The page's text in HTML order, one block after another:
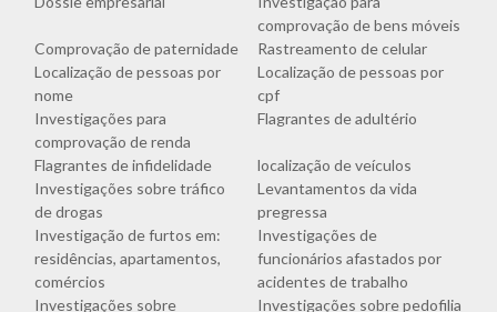
comprovação de bens móveis
Comprovação de paternidade
Rastreamento de celular
Localização de pessoas por
nome
Localização de pessoas por
cpf
Investigações para
comprovação de renda
Flagrantes de adultério
Flagrantes de infidelidade
localização de veículos
Investigações sobre tráfico
de drogas
Levantamentos da vida
pregressa
Investigação de furtos em:
residências, apartamentos,
comércios
Investigações de
funcionários afastados por
acidentes de trabalho
Investigações sobre
Investigações sobre pedofilia